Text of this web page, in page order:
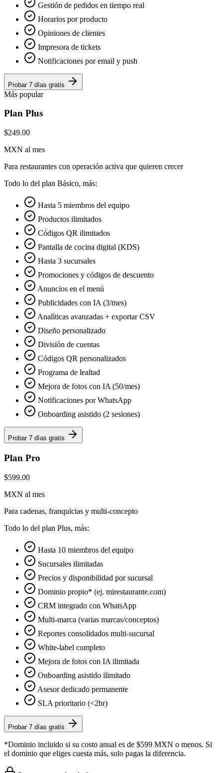
Gestión de pedidos en tiempo real
Horarios por producto
Opiniones de clientes
Impresora de tickets
Notificaciones por email y push
Probar 7 días gratis
Más popular
Plan Plus
$249.00
MXN al mes
Para restaurantes con operación activa que quieren crecer
Todo lo del plan Básico, más:
Hasta 5 miembros del equipo
Productos ilimitados
Códigos QR ilimitados
Pantalla de cocina digital (KDS)
Hasta 3 sucursales
Promociones y códigos de descuento
Anuncios en el menú
Publicidades con IA (3/mes)
Analíticas avanzadas + exportar CSV
Diseño personalizado
División de cuentas
Códigos QR personalizados
Programa de lealtad
Mejora de fotos con IA (50/mes)
Notificaciones por WhatsApp
Onboarding asistido (2 sesiones)
Probar 7 días gratis
Plan Pro
$599.00
MXN al mes
Para cadenas, franquicias y multi-concepto
Todo lo del plan Plus, más:
Hasta 10 miembros del equipo
Sucursales ilimitadas
Precios y disponibilidad por sucursal
Dominio propio* (ej. mirestaurante.com)
CRM integrado con WhatsApp
Multi-marca (varias marcas/conceptos)
Reportes consolidados multi-sucursal
White-label completo
Mejora de fotos con IA ilimitada
Onboarding asistido ilimitado
Asesor dedicado permanente
SLA prioritario (<2hr)
Probar 7 días gratis
*Dominio incluido si su costo anual es de $599 MXN o menos. Si
el dominio que eliges cuesta más, solo pagas la diferencia.